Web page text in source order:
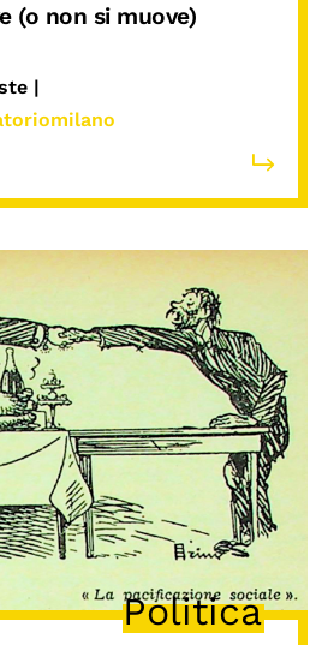
(o non si muove)
|
Politica